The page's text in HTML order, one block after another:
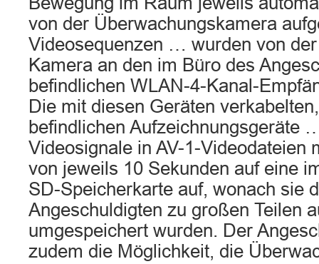
von der Überwachungskamera
Videosequenzen … wurden von
Kamera an den im Büro des
befindlichen WLAN-4-Kanal-
Die mit diesen Geräten
befindlichen Aufzeichnungsgeräte
Videosignale in AV-1-Videodateien
von jeweils 10 Sekunden auf eine
SD-Speicherkarte auf, wonach sie
Angeschuldigten zu großen Teilen
umgespeichert wurden. Der
zudem die Möglichkeit, die